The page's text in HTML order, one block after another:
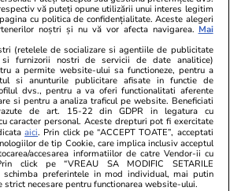
duminică
19 iul.
2026. Peștii pot să aibă
unor cheltuieli necugetate
care pun în pericol un
vă puteți opune utilizării unui interes legitim
cu politica de confidențialitate. Aceste alegeri
noștri și nu vă vor afecta navigarea. Mai
(retelele de socializare si agentiile de publicitate
si furnizorii nostri de servicii de date analitice)
a permite website-ului sa functioneze, pentru a
si anunturile publicitare afisate in functie de
dvs., pentru a va oferi functionalitati aferente
si pentru a analiza traficul pe website. Beneficiati
de art. 15-22 din GDPR in legatura cu
caracter personal. Aceste drepturi pot fi exercitate
aici. Prin click pe “ACCEPT TOATE”, acceptati
de tip Cookie, care implica inclusiv acceptul
accesarea informatiilor de catre Vendor-ii cu
click pe “VREAU SA MODIFIC SETARILE
schimba preferintele in mod individual, mai putin
strict necesare pentru functionarea website-ului.